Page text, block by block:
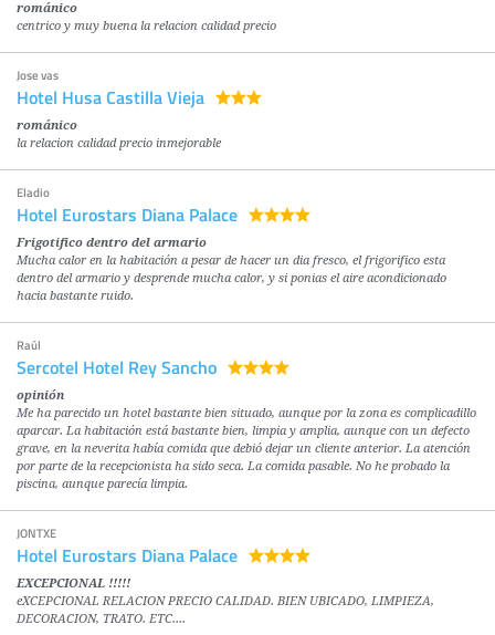
románico
centrico y muy buena la relacion calidad precio
Jose vas
Hotel Husa Castilla Vieja
románico
la relacion calidad precio inmejorable
Eladio
Hotel Eurostars Diana Palace
Frigotifico dentro del armario
Mucha calor en la habitación a pesar de hacer un dia fresco, el frigorifico esta
dentro del armario y desprende mucha calor, y si ponias el aire acondicionado
hacia bastante ruido.
Raúl
Sercotel Hotel Rey Sancho
opinión
Me ha parecido un hotel bastante bien situado, aunque por la zona es complicadillo
aparcar. La habitación está bastante bien, limpia y amplia, aunque con un defecto
grave, en la neverita había comida que debió dejar un cliente anterior. La atención
por parte de la recepcionista ha sido seca. La comida pasable. No he probado la
piscina, aunque parecía limpia.
JONTXE
Hotel Eurostars Diana Palace
EXCEPCIONAL !!!!!
eXCEPCIONAL RELACION PRECIO CALIDAD. BIEN UBICADO, LIMPIEZA,
DECORACION, TRATO. ETC....